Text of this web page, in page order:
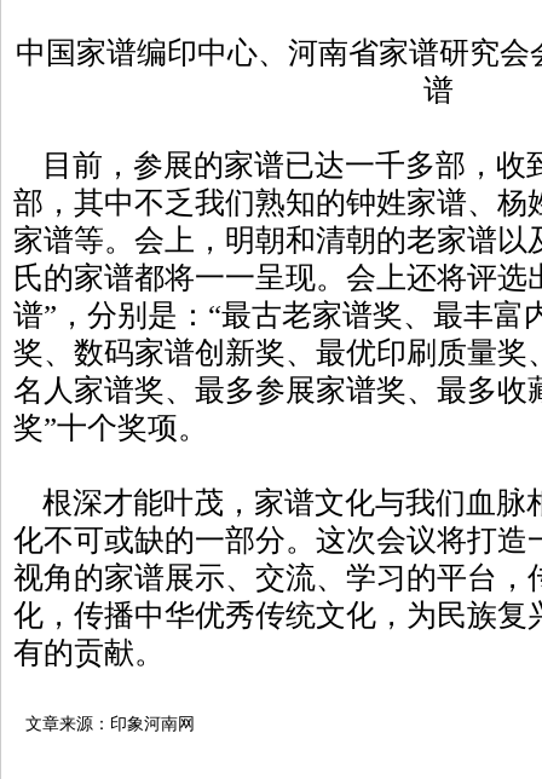
中国家谱编印中心、河南省家谱研究
谱
目前，参展的家谱已达一千多部，收
部，其中不乏我们熟知的钟姓家谱、杨
家谱等。会上，明朝和清朝的老家谱以
氏的家谱都将一一呈现。会上还将评选
谱”，分别是：“最古老家谱奖、最丰富
奖、数码家谱创新奖、最优印刷质量奖
名人家谱奖、最多参展家谱奖、最多收
奖”十个奖项。
根深才能叶茂，家谱文化与我们血脉
化不可或缺的一部分。这次会议将打造
视角的家谱展示、交流、学习的平台，
化，传播中华优秀传统文化，为民族复
有的贡献。
文章来源：印象河南网